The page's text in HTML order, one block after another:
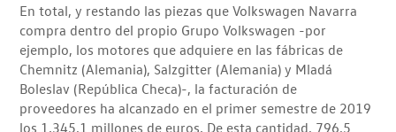
En total, y restando las piezas que Volkswagen Navarra
compra dentro del propio Grupo Volkswagen -por
ejemplo, los motores que adquiere en las fábricas de
Chemnitz (Alemania), Salzgitter (Alemania) y Mladá
Boleslav (República Checa)-, la facturación de
proveedores ha alcanzado en el primer semestre de 2019
los 1.345,1 millones de euros. De esta cantidad, 796,5